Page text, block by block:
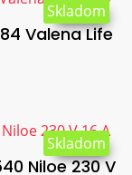
Valena Life
Skladom
Niloe 230 V
Skladom